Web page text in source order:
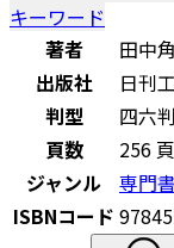
キーワード
著者
田中
出版社
日刊
判型
四六判
頁数
256 頁
ジャンル
専門書
ISBNコード